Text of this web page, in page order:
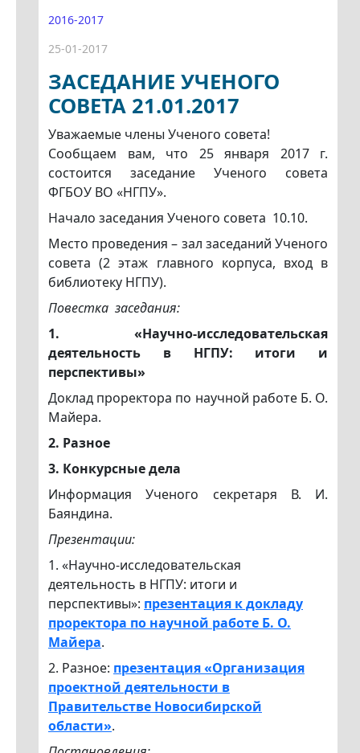
2016-2017
25-01-2017
ЗАСЕДАНИЕ УЧЕНОГО
СОВЕТА 21.01.2017
Уважаемые члены Ученого совета!
Сообщаем вам, что 25 января 2017 г.
состоится заседание Ученого совета
ФГБОУ ВО «НГПУ».
Начало заседания Ученого совета 10.10.
Место проведения – зал заседаний Ученого
совета (2 этаж главного корпуса, вход в
библиотеку НГПУ).
Повестка заседания:
1. «Научно-исследовательская
деятельность в НГПУ: итоги и
перспективы»
Доклад проректора по научной работе Б. О.
Майера.
2. Разное
3. Конкурсные дела
Информация Ученого секретаря В. И.
Баяндина.
Презентации:
1. «Научно-исследовательская
деятельность в НГПУ: итоги и
перспективы»: презентация к докладу
проректора по научной работе Б. О.
Майера.
2. Разное: презентация «Организация
проектной деятельности в
Правительстве Новосибирской
области».